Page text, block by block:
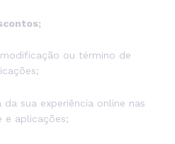
ou término de
sua experiência online nas
e aplicações;